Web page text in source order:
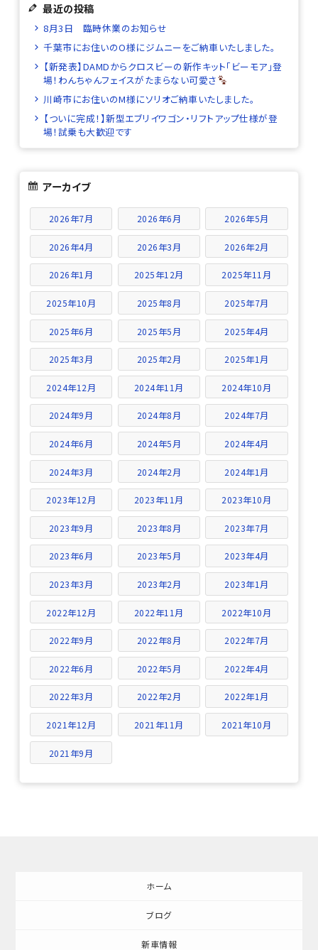
最近の投稿
8月3日 臨時休業のお知らせ
千葉市にお住いのO様にジムニーをご納車いたしました。
【新発表】DAMDからクロスビーの新作キット「ビーモア」登
場！わんちゃんフェイスがたまらない可愛さ
川崎市にお住いのM様にソリオご納車いたしました。
【ついに完成！】新型エブリイワゴン・リフトアップ仕様が登
場！試乗も大歓迎です
アーカイブ
2026年7月 2026年6月 2026年5月
2026年4月 2026年3月 2026年2月
2026年1月 2025年12月 2025年11月
2025年10月 2025年8月 2025年7月
2025年6月 2025年5月 2025年4月
2025年3月 2025年2月 2025年1月
2024年12月 2024年11月 2024年10月
2024年9月 2024年8月 2024年7月
2024年6月 2024年5月 2024年4月
2024年3月 2024年2月 2024年1月
2023年12月 2023年11月 2023年10月
2023年9月 2023年8月 2023年7月
2023年6月 2023年5月 2023年4月
2023年3月 2023年2月 2023年1月
2022年12月 2022年11月 2022年10月
2022年9月 2022年8月 2022年7月
2022年6月 2022年5月 2022年4月
2022年3月 2022年2月 2022年1月
2021年12月 2021年11月 2021年10月
2021年9月
ホーム
ブログ
新車情報